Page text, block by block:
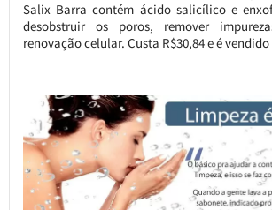
Salix Barra contém ácido salicílico e
desobstruir os poros, remover
renovação celular. Custa R$30,84 e é